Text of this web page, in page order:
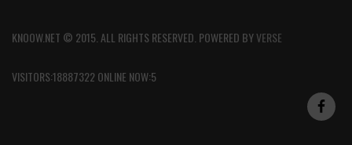
KNOOW.NET © 2015. ALL RIGHTS RESERVED. POWERED BYVERSE
VISITORS:18887322 ONLINE NOW:5